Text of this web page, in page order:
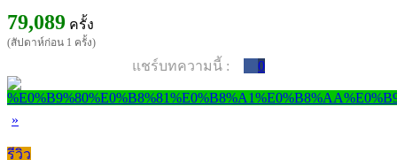
79,089 ครั้ง
(สัปดาห์ก่อน 1 ครั้ง)
แชร์บทความนี้ : 0
»
รีวิว